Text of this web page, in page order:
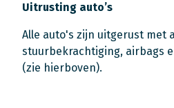
Uitrusting auto’s
Alle auto's zijn uitgerust met
stuurbekrachtiging, airbags
(zie hierboven).